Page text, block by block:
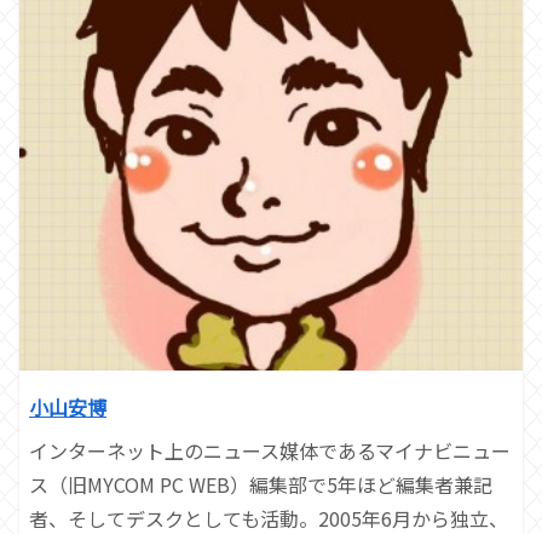
小山安博
インターネット上のニュース媒体であるマイナビニュー
ス（旧MYCOM PC WEB）編集部で5年ほど編集者兼記
者、そしてデスクとしても活動。2005年6月から独立、